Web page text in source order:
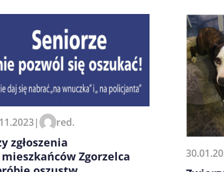
tej przeglądarce podczas pisania
| red.
zgłoszenia
Zgorzelca